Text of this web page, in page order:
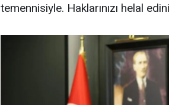
temennisiyle. Haklarınızı helal